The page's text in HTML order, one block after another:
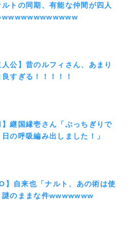
ルトの同期、有能な仲間が四人
wwwwwwwwwwww
人公】昔のルフィさん、あまり
すぎる！！！！！
】継国縁壱さん「ぶっちぎりで
の呼吸編み出しました！」
】自来也「ナルト、あの術は使
のままな件wwwwwww